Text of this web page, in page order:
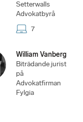
Setterwalls
Advokatbyrå
7
William Vanberg
Biträdande jurist
på
Advokatfirman
Fylgia